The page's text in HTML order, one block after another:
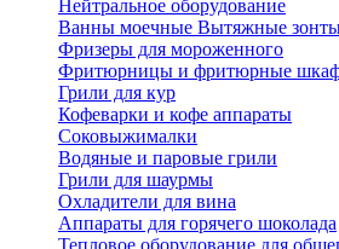
Нейтральное оборудование
Ванны моечные Вытяжные
Фризеры для мороженного
Фритюрницы и фритюрные
Грили для кур
Кофеварки и кофе аппараты
Соковыжималки
Водяные и паровые грили
Грили для шаурмы
Охладители для вина
Аппараты для горячего шоколада
Тепловое оборудование для